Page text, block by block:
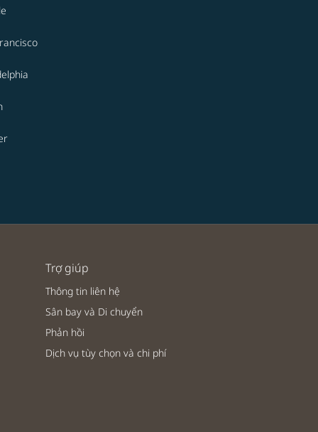
Trợ giúp
Thông tin liên hệ
Sân bay và Di chuyển
Phản hồi
Dịch vụ tùy chọn và chi phí